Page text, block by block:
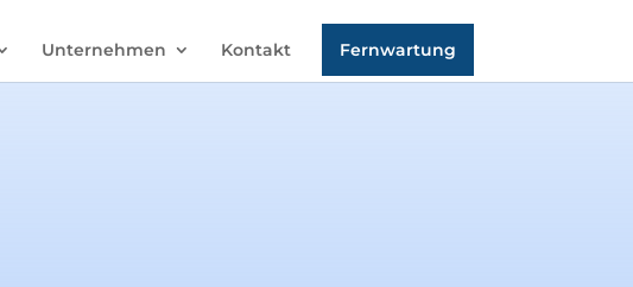
Unternehmen Kontakt Fernwartung